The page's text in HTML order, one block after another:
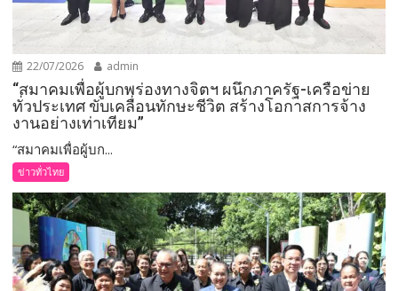
22/07/2026 admin
“สมาคมเพื่อผู้บกพร่องทางจิตฯ ผนึกภาครัฐ-เครือข่าย
ทั่วประเทศ ขับเคลื่อนทักษะชีวิต สร้างโอกาสการจ้าง
งานอย่างเท่าเทียม”
“สมาคมเพื่อผู้บก...
ข่าวทั่วไทย